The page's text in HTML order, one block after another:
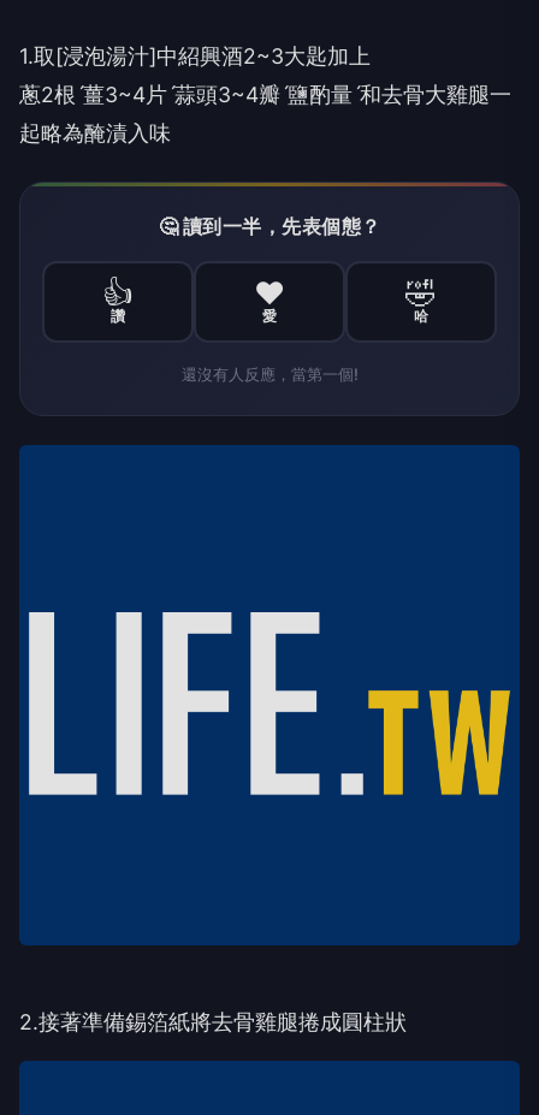
1.取[浸泡湯汁]中紹興酒2~3大匙加上
蔥2根ˊ薑3~4片ˊ蒜頭3~4瓣ˊ鹽酌量ˊ和去骨大雞腿一
起略為醃漬入味
🤔 讀到一半，先表個態？
👍
讚
❤️
愛
🤣
哈
還沒有人反應，當第一個!
2.接著準備錫箔紙將去骨雞腿捲成圓柱狀